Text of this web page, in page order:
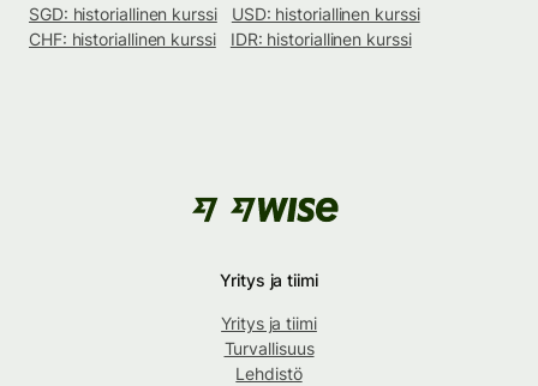
SGD: historiallinen kurssi
USD: historiallinen kurssi
CHF: historiallinen kurssi
IDR: historiallinen kurssi
Yritys ja tiimi
Yritys ja tiimi
Turvallisuus
Lehdistö